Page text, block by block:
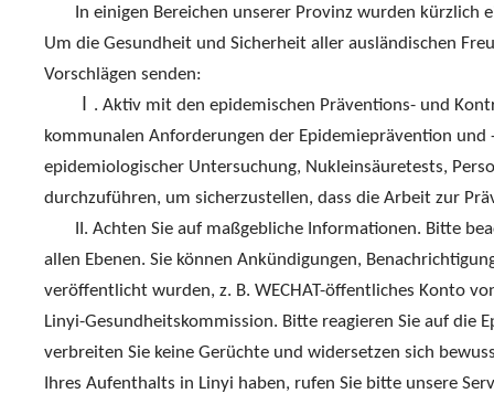
In einigen Bereichen unserer Provinz wurden
Um die Gesundheit und Sicherheit aller ausländischen
Vorschlägen senden:
Ⅰ. Aktiv mit den epidemischen Präventions- und
kommunalen Anforderungen der Epidemieprävention
epidemiologischer Untersuchung, Nukleinsäuretests,
durchzuführen, um sicherzustellen, dass die Arbeit zur
II. Achten Sie auf maßgebliche Informationen. Bitte
allen Ebenen. Sie können Ankündigungen,
veröffentlicht wurden, z. B. WECHAT-öffentliches Konto
Linyi-Gesundheitskommission. Bitte reagieren Sie auf die
verbreiten Sie keine Gerüchte und widersetzen sich
Ihres Aufenthalts in Linyi haben, rufen Sie bitte unsere